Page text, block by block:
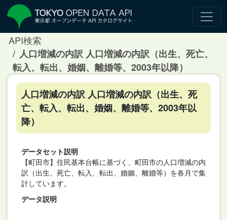
API検索
人口増減の内訳 人口増減の内訳（出生、死亡、
転入、転出、婚姻、離婚等、2003年以降）
人口増減の内訳 人口増減の内訳（出生、死
亡、転入、転出、婚姻、離婚等、2003年以
降）
データセット説明
【町田市】住民基本台帳に基づく、町田市の人口増減の内
訳（出生、死亡、転入、転出、婚姻、離婚等）を各月で集
計しています。
データ説明